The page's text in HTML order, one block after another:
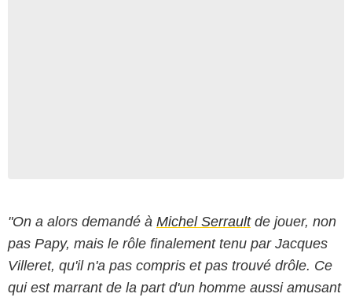
"On a alors demandé à Michel Serraultde jouer, non
pas Papy, mais le rôle finalement tenu par Jacques
Villeret, qu'il n'a pas compris et pas trouvé drôle. Ce
qui est marrant de la part d'un homme aussi amusant